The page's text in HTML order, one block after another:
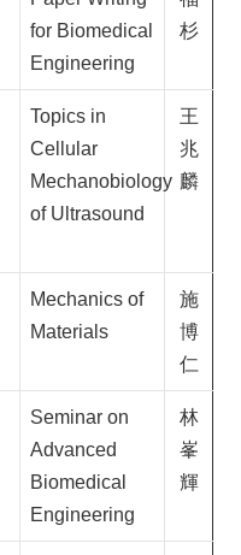
for Biomedical
Engineering
杉
Topics in
Cellular
Mechanobiology
of Ultrasound
王
兆
麟
Mechanics of
Materials
施
博
仁
Seminar on
Advanced
Biomedical
Engineering
林
峯
輝